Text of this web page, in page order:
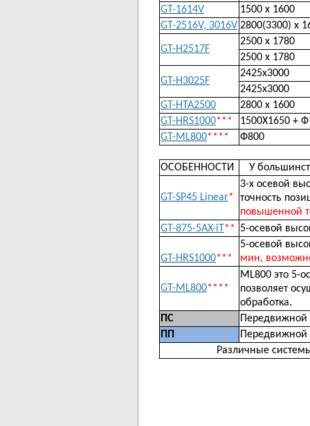
GT-1614V
1500 х 1600
GT-2516V, 3016V 2800(3300) х
GT-H2517F
2500 х 1780
2500 х 1780
GT-H3025F
2425х3000
2425х3000
GT-HTA2500
2800 х 1600
GT-HRS1000***
1500Х1650 +
GT-ML800**** Ф800
ОСОБЕННОСТИ У
GT-SP45 Linear*
3-х осевой
точность
повышенной
GT-875-5AX-iT** 5-осевой
GT-HRS1000***
5-осевой
мин,
GT-ML800****
ML800 это 5-
позволяет
ПС
Передвижной
ПП
Передвижной
Различные